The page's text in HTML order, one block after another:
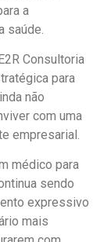
a
saúde.
Consultoria
para
não
com uma
empresarial.
médico para
sendo
expressivo
mais